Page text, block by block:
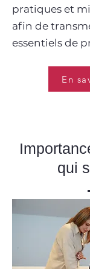
pratiques et
afin de
essentiels de
En
qui